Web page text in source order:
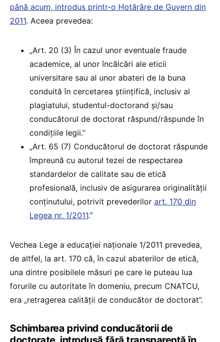
până acum, introdus printr-o Hotărâre de Guvern din
2011. Aceea prevedea:
„Art. 20 (3) În cazul unor eventuale fraude
academice, al unor încălcări ale eticii
universitare sau al unor abateri de la buna
conduită în cercetarea ştiinţifică, inclusiv al
plagiatului, studentul-doctorand şi/sau
conducătorul de doctorat răspund/răspunde în
condiţiile legii.”
„Art. 65 (7) Conducătorul de doctorat răspunde
împreună cu autorul tezei de respectarea
standardelor de calitate sau de etică
profesională, inclusiv de asigurarea originalităţii
conţinutului, potrivit prevederilor art. 170 din
Legea nr. 1/2011.”
Vechea Lege a educației naționale 1/2011 prevedea,
de altfel, la art. 170 că, în cazul abaterilor de etică,
una dintre posibilele măsuri pe care le puteau lua
forurile cu autoritate în domeniu, precum CNATCU,
era „retragerea calității de conducător de doctorat”.
Schimbarea privind conducătorii de